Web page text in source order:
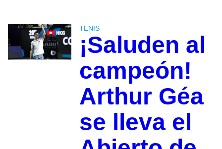
TENIS
¡Saluden al
campeón!
Arthur Géa
se lleva el